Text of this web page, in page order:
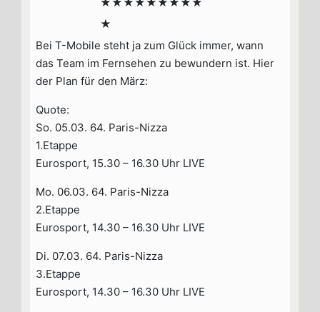
★
Bei T-Mobile steht ja zum Glück immer, wann
das Team im Fernsehen zu bewundern ist. Hier
der Plan für den März:
Quote:
So. 05.03. 64. Paris-Nizza
1.Etappe
Eurosport, 15.30 – 16.30 Uhr LIVE
Mo. 06.03. 64. Paris-Nizza
2.Etappe
Eurosport, 14.30 – 16.30 Uhr LIVE
Di. 07.03. 64. Paris-Nizza
3.Etappe
Eurosport, 14.30 – 16.30 Uhr LIVE